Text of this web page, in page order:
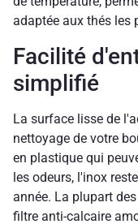
adaptée aux thés les
Facilité
simplifié
La surface lisse de
nettoyage de votre
en plastique qui
les odeurs, l'inox
année. La plupart
filtre anti-calcaire